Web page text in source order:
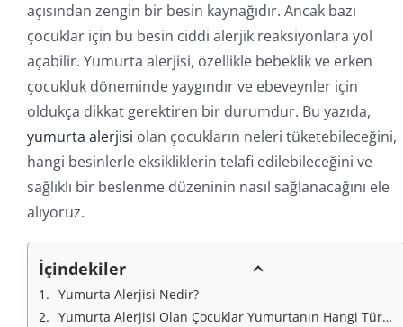
açısından zengin bir besin kaynağıdır. Ancak bazı
çocuklar için bu besin ciddi alerjik reaksiyonlara yol
açabilir. Yumurta alerjisi, özellikle bebeklik ve erken
çocukluk döneminde yaygındır ve ebeveynler için
oldukça dikkat gerektiren bir durumdur. Bu yazıda,
yumurta alerjisi olan çocukların neleri tüketebileceğini,
hangi besinlerle eksikliklerin telafi edilebileceğini ve
sağlıklı bir beslenme düzeninin nasıl sağlanacağını ele
alıyoruz.
İçindekiler
Yumurta Alerjisi Nedir?
Yumurta Alerjisi Olan Çocuklar Yumurtanın Hangi Türlerinden Kaçınmalıdır?